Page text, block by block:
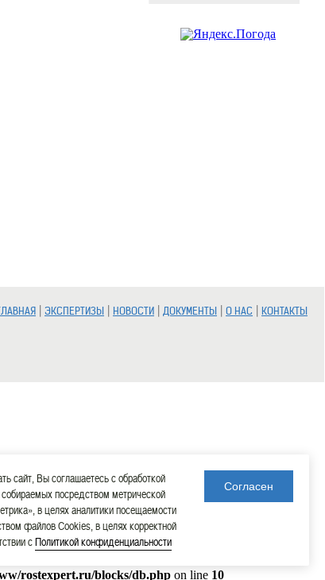
| ЭКСПЕРТИЗЫ | НОВОСТИ | ДОКУМЕНТЫ | О НАС | КОНТАКТЫ
rostexpert.ru/blocks/db.php on line 10
сайт, Вы соглашаетесь с обработкой
посредством метрической
в целях аналитики посещаемости
файлов Cookies, в целях корректной
сПолитикой конфиденциальности
Согласен